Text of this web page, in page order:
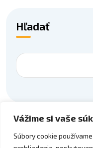
Vážime si vaše
Súbory cookie
Hľadať